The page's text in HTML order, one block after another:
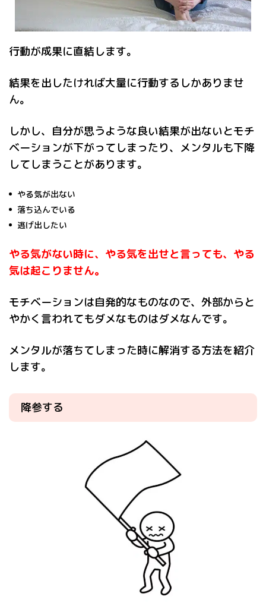
行動が成果に直結します。
結果を出したければ大量に行動するしかありませ
ん。
しかし、自分が思うような良い結果が出ないとモチ
ベーションが下がってしまったり、メンタルも下降
してしまうことがあります。
やる気が出ない
落ち込んでいる
逃げ出したい
やる気がない時に、やる気を出せと言っても、やる
気は起こりません。
モチベーションは自発的なものなので、外部からと
やかく言われてもダメなものはダメなんです。
メンタルが落ちてしまった時に解消する方法を紹介
します。
降参する